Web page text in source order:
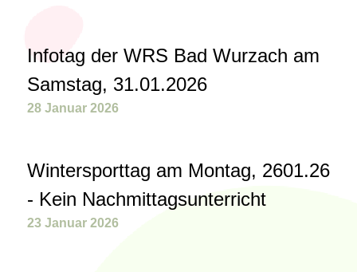
Infotag der WRS Bad Wurzach am
Samstag, 31.01.2026
28 Januar 2026
Wintersporttag am Montag, 2601.26
- Kein Nachmittagsunterricht
23 Januar 2026